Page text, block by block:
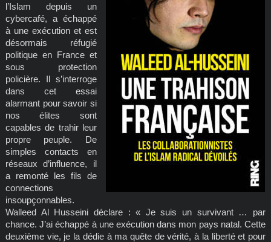
l’Islam depuis un
cybercafé, a échappé
à une exécution et est
désormais réfugié
politique en France et
sous protection
policière. Il s’interroge
dans cet essai
alarmant pour savoir si
nos élites sont
capables de trahir leur
propre peuple. De
simples contacts en
réseaux d’influence, il
a remonté les fils de
connections
insoupçonnables.
Walleed Al Husseini déclare : « Je suis un survivant … par
chance. J’ai échappé à une exécution dans mon pays natal. Cette
deuxième vie, je la dédie à ma quête de vérité, à la liberté et pour